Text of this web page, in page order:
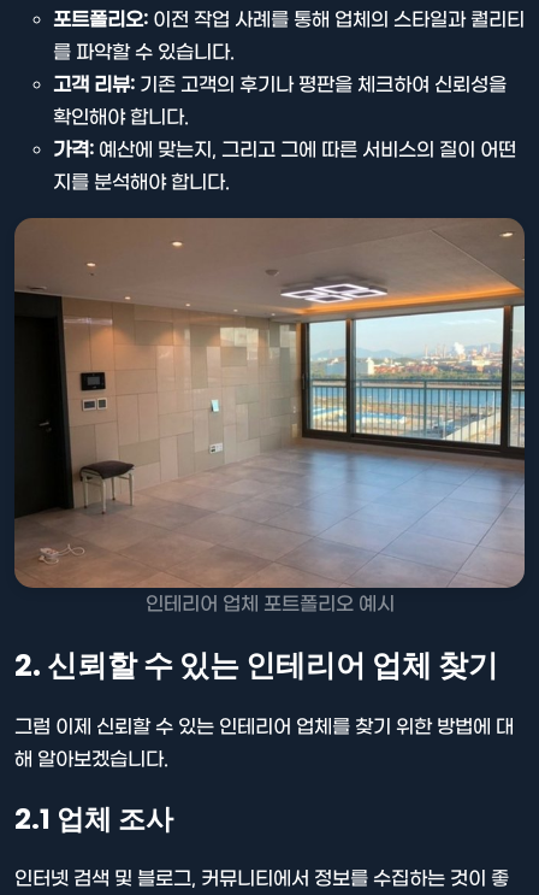
포트폴리오: 이전 작업 사례를 통해 업체의 스타일과 퀄리티
를 파악할 수 있습니다.
고객 리뷰: 기존 고객의 후기나 평판을 체크하여 신뢰성을
확인해야 합니다.
가격: 예산에 맞는지, 그리고 그에 따른 서비스의 질이 어떤
지를 분석해야 합니다.
인테리어 업체 포트폴리오 예시
2. 신뢰할 수 있는 인테리어 업체 찾기
그럼 이제 신뢰할 수 있는 인테리어 업체를 찾기 위한 방법에 대
해 알아보겠습니다.
2.1 업체 조사
인터넷 검색 및 블로그, 커뮤니티에서 정보를 수집하는 것이 좋